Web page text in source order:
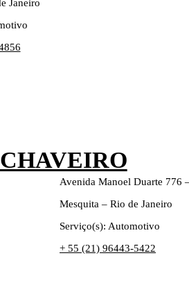
Janeiro
Avenida Manoel Duarte 776
Mesquita – Rio de Janeiro
Serviço(s): Automotivo
+ 55 (21) 96443-5422